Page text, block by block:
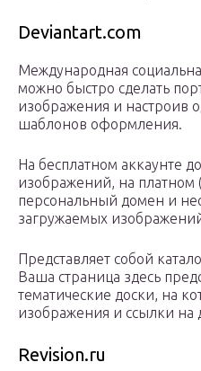
Deviantart.com
Международная
можно быстро сделать
изображения и настроив
шаблонов оформления.
На бесплатном аккаунте
изображений, на платном
персональный домен и
загружаемых
Представляет собой
Ваша страница здесь
тематические доски, на
изображения и ссылки на
Revision.ru